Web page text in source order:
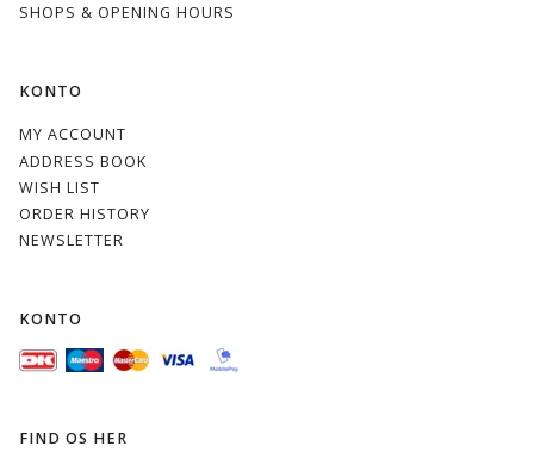
SHOPS & OPENING HOURS
KONTO
MY ACCOUNT
ADDRESS BOOK
WISH LIST
ORDER HISTORY
NEWSLETTER
KONTO
FIND OS HER